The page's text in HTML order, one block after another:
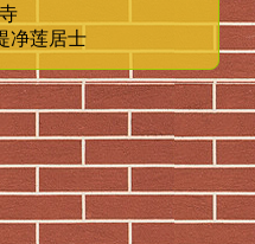
净莲居士